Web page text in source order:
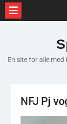
En site for alle
NFJ Pj